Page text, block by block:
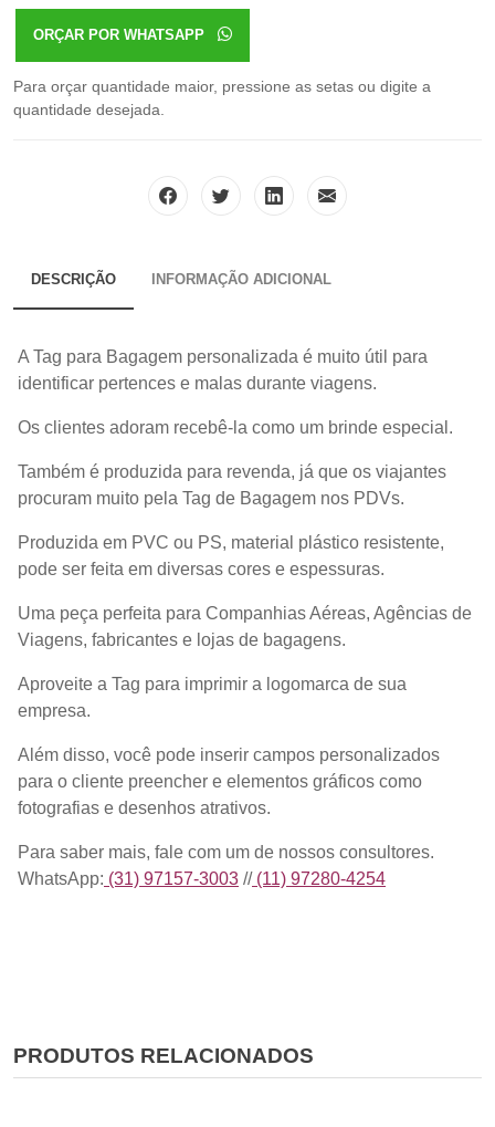
ORÇAR POR WHATSAPP
Para orçar quantidade maior, pressione as setas ou digite a
quantidade desejada.
DESCRIÇÃO INFORMAÇÃO ADICIONAL
A Tag para Bagagem personalizada é muito útil para
identificar pertences e malas durante viagens.
Os clientes adoram recebê-la como um brinde especial.
Também é produzida para revenda, já que os viajantes
procuram muito pela Tag de Bagagem nos PDVs.
Produzida em PVC ou PS, material plástico resistente,
pode ser feita em diversas cores e espessuras.
Uma peça perfeita para Companhias Aéreas, Agências de
Viagens, fabricantes e lojas de bagagens.
Aproveite a Tag para imprimir a logomarca de sua
empresa.
Além disso, você pode inserir campos personalizados
para o cliente preencher e elementos gráficos como
fotografias e desenhos atrativos.
Para saber mais, fale com um de nossos consultores.
WhatsApp: (31) 97157-3003 // (11) 97280-4254
PRODUTOS RELACIONADOS